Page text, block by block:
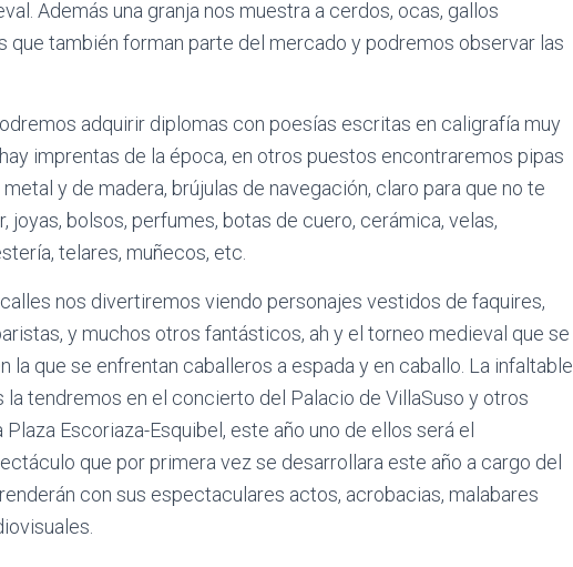
Además una granja nos muestra a cerdos, ocas, gallos
que también forman parte del mercado y podremos observar las
adquirir diplomas con poesías escritas en caligrafía muy
imprentas de la época, en otros puestos encontraremos pipas
y de madera, brújulas de navegación, claro para que no te
joyas, bolsos, perfumes, botas de cuero, cerámica, velas,
telares, muñecos, etc.
nos divertiremos viendo personajes vestidos de faquires,
y muchos otros fantásticos, ah y el torneo medieval que se
la que se enfrentan caballeros a espada y en caballo. La infaltable
tendremos en el concierto del Palacio de VillaSuso y otros
Escoriaza-Esquibel, este año uno de ellos será el
que por primera vez se desarrollara este año a cargo del
con sus espectaculares actos, acrobacias, malabares